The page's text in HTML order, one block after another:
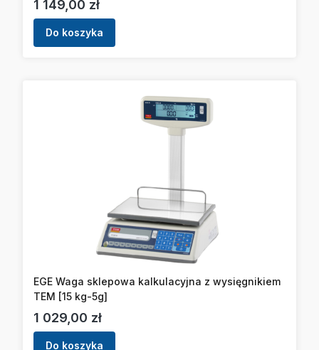
Cena
1 149,00 zł
Do koszyka
EGE Waga sklepowa kalkulacyjna z wysięgnikiem
TEM [15 kg-5g]
Cena
1 029,00 zł
Do koszyka